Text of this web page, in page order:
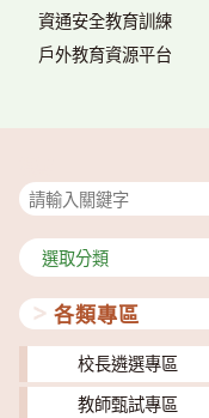
資通安全教育訓練
戶外教育資源平台
分
類
各類專區
校長遴選專區
教師甄試專區